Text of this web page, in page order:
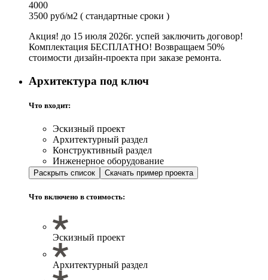
4000
3500 руб/м2 ( стандартные сроки )
Акция! до 15 июля 2026г. успей заключить договор!
Комплектация БЕСПЛАТНО! Возвращаем 50%
стоимости дизайн-проекта при заказе ремонта.
Архитектура под ключ
Что входит:
Эскизный проект
Архитектурный раздел
Конструктивный раздел
Инженерное оборудование
Раскрыть список Скачать пример проекта
Что включено в стоимость:
Эскизный проект
Архитектурный раздел